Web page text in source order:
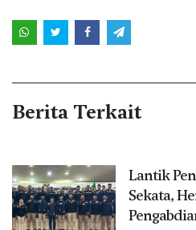
Berita Terkait
Lantik
Sekata,